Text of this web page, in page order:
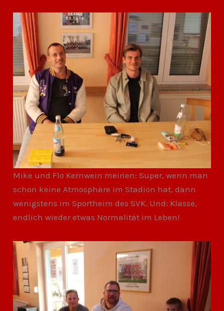
Mike und Flo Kernwein meinen: Super, wenn man
schon keine Atmosphäre im Stadion hat, dann
wenigstens im Sportheim des SVK. Und: Klasse,
endlich wieder etwas Normalität im Leben!